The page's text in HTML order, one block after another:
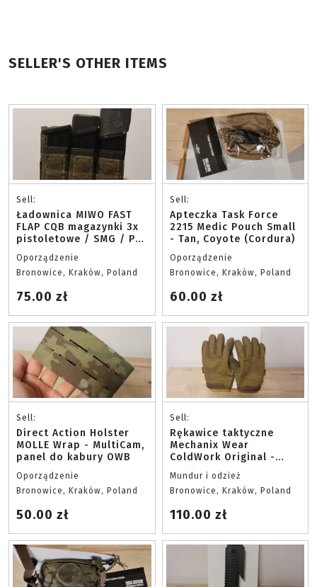
SELLER'S OTHER ITEMS
Sell:
Ładownica MIWO FAST
FLAP CQB magazynki 3x
pistoletowe / SMG / PM
MultiCam Tropic z
wkładkami kydex
Cordura
Oporządzenie
Bronowice, Kraków, Poland
75.00 zł
Sell:
Apteczka Task Force
2215 Medic Pouch Small
- Tan, Coyote (Cordura)
Oporządzenie
Bronowice, Kraków, Poland
60.00 zł
Sell:
Direct Action Holster
MOLLE Wrap - MultiCam,
panel do kabury OWB
Oporządzenie
Bronowice, Kraków, Poland
50.00 zł
Sell:
Rękawice taktyczne
Mechanix Wear
ColdWork Original -
Coyote, rozmiar L
Mundur i odzież
Bronowice, Kraków, Poland
110.00 zł